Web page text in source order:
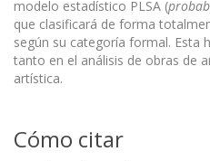
modelo estadístico PLSA (
que clasificará de forma
según su categoría formal. Esta
tanto en el análisis de obras de
artística.
Cómo citar